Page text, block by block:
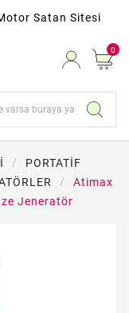
Satan Sitesi
0
PORTATİF
Atimax
Jeneratör